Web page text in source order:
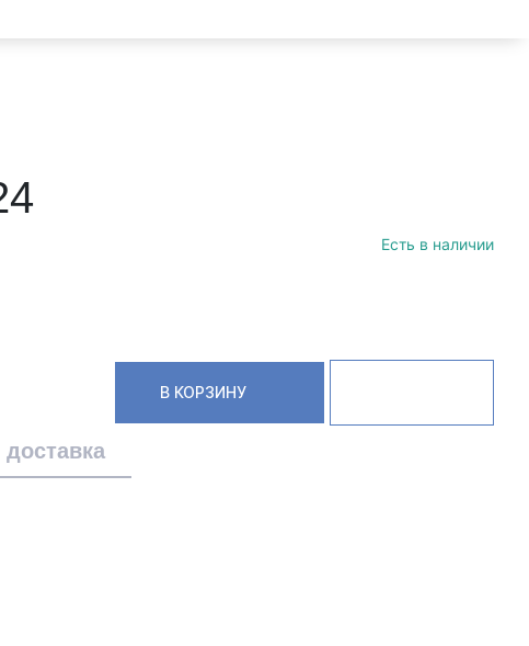
Есть в наличии
В КОРЗИНУ